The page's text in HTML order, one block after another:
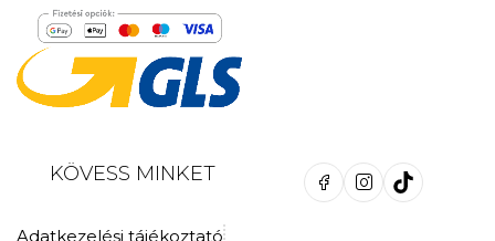
KÖVESS MINKET
Adatkezelési tájékoztató